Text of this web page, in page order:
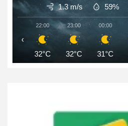
1.3 m/s 59%
22:00
32°C
23:00
32°C
00:00
31°C
‹